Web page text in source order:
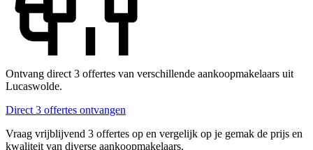
Ontvang direct 3 offertes van verschillende aankoopmakelaars uit
Lucaswolde.
Direct 3 offertes ontvangen
Vraag vrijblijvend 3 offertes op en vergelijk op je gemak de prijs en
kwaliteit van diverse aankoopmakelaars.